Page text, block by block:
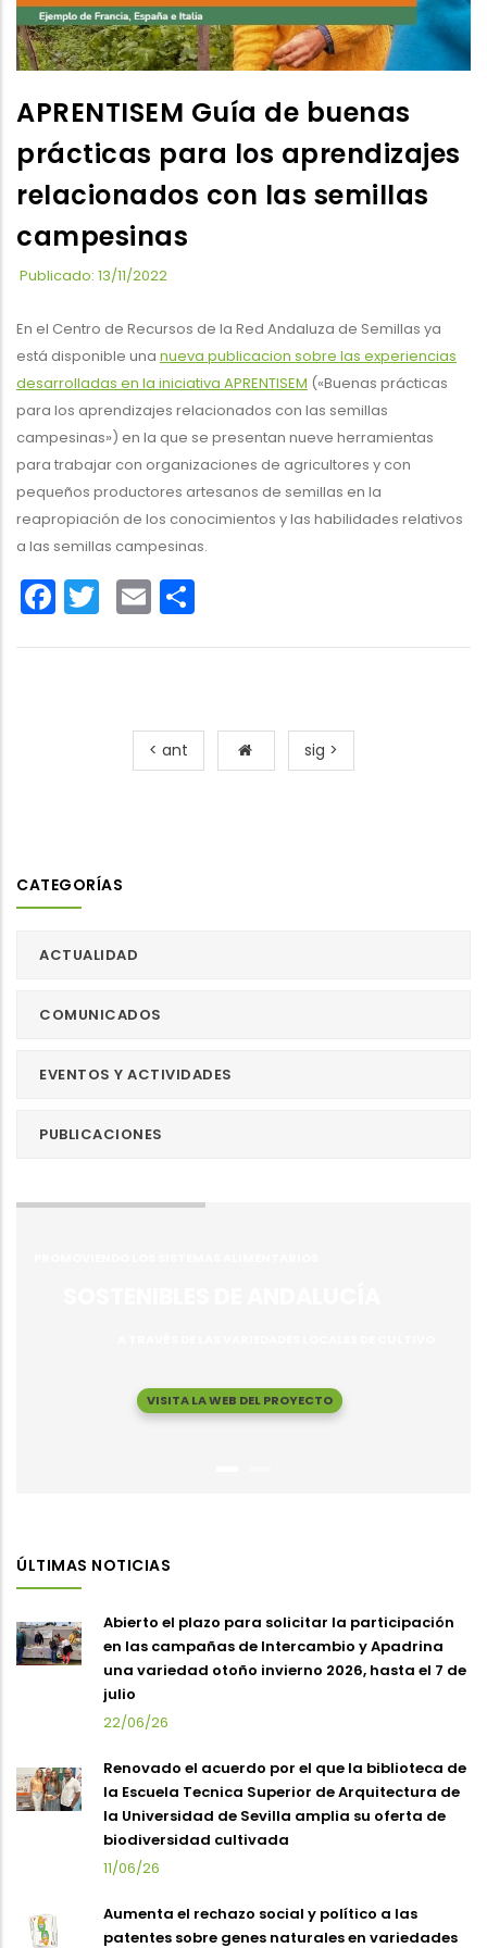
APRENTISEM Guía de buenas
prácticas para los aprendizajes
relacionados con las semillas
campesinas
Publicado: 13/11/2022
En el Centro de Recursos de la Red Andaluza de Semillas ya
está disponible una nueva publicacion sobre las experiencias
desarrolladas en la iniciativa APRENTISEM («Buenas prácticas
para los aprendizajes relacionados con las semillas
campesinas») en la que se presentan nueve herramientas
para trabajar con organizaciones de agricultores y con
pequeños productores artesanos de semillas en la
reapropiación de los conocimientos y las habilidades relativos
a las semillas campesinas.
Facebook
Twitter
Email
< ant sig >
CATEGORÍAS
ACTUALIDAD
COMUNICADOS
EVENTOS Y ACTIVIDADES
PUBLICACIONES
VISITA LA WEB DEL PROYECTO
ÚLTIMAS NOTICIAS
Abierto el plazo para solicitar la participación
en las campañas de Intercambio y Apadrina
una variedad otoño invierno 2026, hasta el 7 de
julio
22/06/26
Renovado el acuerdo por el que la biblioteca de
la Escuela Tecnica Superior de Arquitectura de
la Universidad de Sevilla amplia su oferta de
biodiversidad cultivada
11/06/26
Aumenta el rechazo social y político a las
patentes sobre genes naturales en variedades